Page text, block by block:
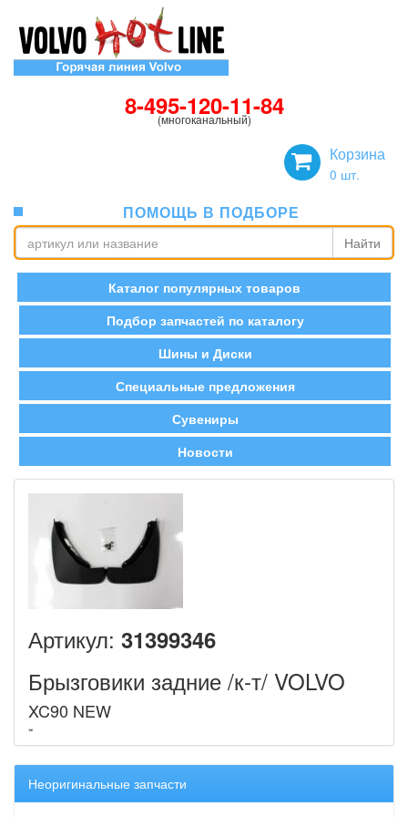
8-495-120-11-84
(многоканальный)
Корзина
0 шт.
ПОМОЩЬ В ПОДБОРЕ
Найти
Каталог популярных товаров
Подбор запчастей по каталогу
Шины и Диски
Специальные предложения
Сувениры
Новости
Артикул: 31399346
Брызговики задние /к-т/ VOLVO
XC90 NEW
Неоригинальные запчасти